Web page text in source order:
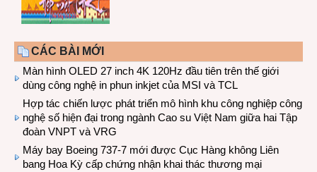
CÁC BÀI MỚI
Màn hình OLED 27 inch 4K 120Hz đầu tiên trên thế giới
dùng công nghệ in phun inkjet của MSI và TCL
Hợp tác chiến lược phát triển mô hình khu công nghiệp công
nghệ số hiện đại trong ngành Cao su Việt Nam giữa hai Tập
đoàn VNPT và VRG
Máy bay Boeing 737-7 mới được Cục Hàng không Liên
bang Hoa Kỳ cấp chứng nhận khai thác thương mại